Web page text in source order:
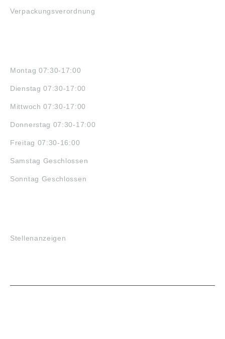
Verpackungsverordnung
Montag 07:30-17:00
Dienstag 07:30-17:00
Mittwoch 07:30-17:00
Donnerstag 07:30-17:00
Freitag 07:30-16:00
Samstag Geschlossen
Sonntag Geschlossen
Stellenanzeigen